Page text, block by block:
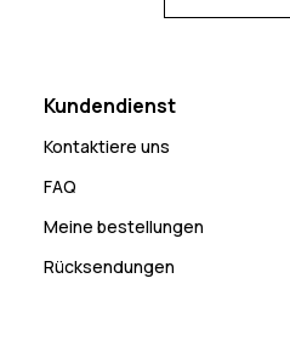
Kundendienst
Kontaktiere uns
FAQ
Meine bestellungen
Rücksendungen